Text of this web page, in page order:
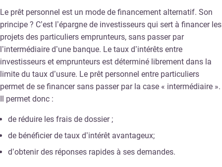
Le prêt personnel est un mode de financement alternatif. Son
principe ? C’est l’épargne de investisseurs qui sert à financer les
projets des particuliers emprunteurs, sans passer par
l’intermédiaire d’une banque. Le taux d’intérêts entre
investisseurs et emprunteurs est déterminé librement dans la
limite du taux d’usure. Le prêt personnel entre particuliers
permet de se financer sans passer par la case « intermédiaire ».
Il permet donc :
de réduire les frais de dossier ;
de bénéficier de taux d’intérêt avantageux;
d’obtenir des réponses rapides à ses demandes.